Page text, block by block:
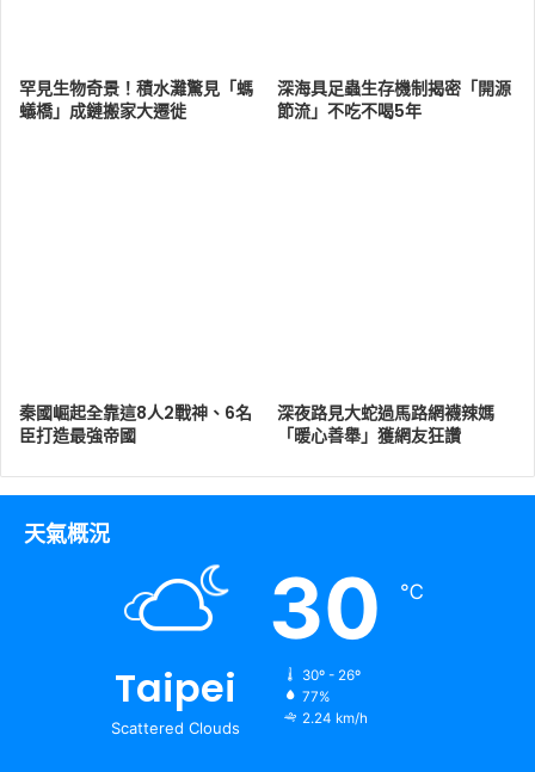
罕見生物奇景！積水灘驚見「螞
蟻橋」成鏈搬家大遷徙
深海具足蟲生存機制揭密「開源
節流」不吃不喝5年
秦國崛起全靠這8人2戰神、6名
臣打造最強帝國
深夜路見大蛇過馬路網襪辣媽
「暖心善舉」獲網友狂讚
天氣概況
Taipei
Scattered Clouds
30 ℃
30º - 26º
77%
2.24 km/h